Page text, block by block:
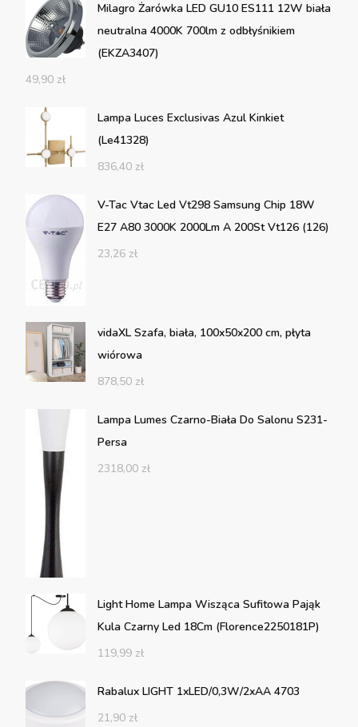
Milagro Żarówka LED GU10 ES111 12W biała
neutralna 4000K 700lm z odbłyśnikiem
(EKZA3407)
49,90 zł
Lampa Luces Exclusivas Azul Kinkiet
(Le41328)
836,40 zł
V-Tac Vtac Led Vt298 Samsung Chip 18W
E27 A80 3000K 2000Lm A 200St Vt126 (126)
23,26 zł
vidaXL Szafa, biała, 100x50x200 cm, płyta
wiórowa
878,50 zł
Lampa Lumes Czarno-Biała Do Salonu S231-
Persa
2318,00 zł
Light Home Lampa Wisząca Sufitowa Pająk
Kula Czarny Led 18Cm (Florence2250181P)
119,99 zł
Rabalux LIGHT 1xLED/0,3W/2xAA 4703
21,90 zł